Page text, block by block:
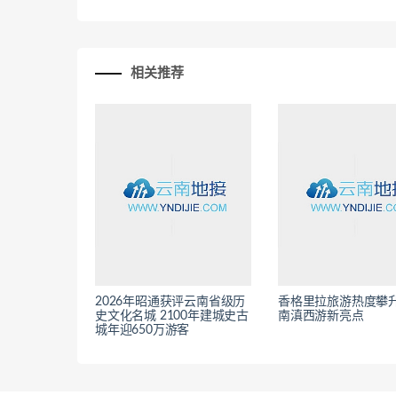
相关推荐
2026年昭通获评云南省级历
史文化名城 2100年建城史古
城年迎650万游客
香格里拉旅游热度攀
南滇西游新亮点